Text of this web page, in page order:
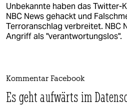
Unbekannte haben das Twitter-
NBC News gehackt und
Terroranschlag verbreitet. NBC
Angriff als "verantwortungslos".
Kommentar Facebook
Es geht aufwärts im